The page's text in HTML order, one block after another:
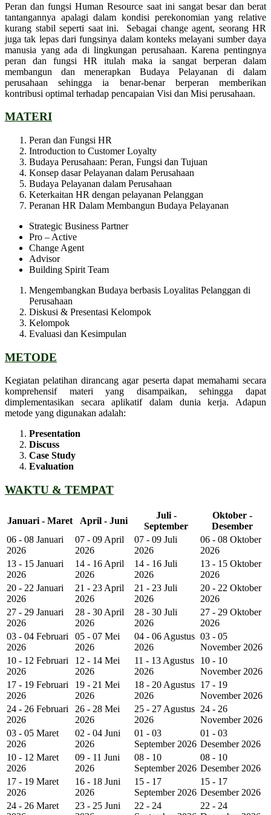
Peran dan fungsi Human Resource saat ini sangat besar dan berat
tantangannya apalagi dalam kondisi perekonomian yang relative
kurang stabil seperti saat ini. Sebagai change agent, seorang HR
juga tak lepas dari fungsinya dalam konteks melayani sumber daya
manusia yang ada di lingkungan perusahaan. Karena pentingnya
peran dan fungsi HR itulah maka ia sangat berperan dalam
membangun dan menerapkan Budaya Pelayanan di dalam
perusahaan sehingga ia benar-benar berperan memberikan
kontribusi optimal terhadap pencapaian Visi dan Misi perusahaan.
MATERI
Peran dan Fungsi HR
Introduction to Customer Loyalty
Budaya Perusahaan: Peran, Fungsi dan Tujuan
Konsep dasar Pelayanan dalam Perusahaan
Budaya Pelayanan dalam Perusahaan
Keterkaitan HR dengan pelayanan Pelanggan
Peranan HR Dalam Membangun Budaya Pelayanan
Strategic Business Partner
Pro – Active
Change Agent
Advisor
Building Spirit Team
Mengembangkan Budaya berbasis Loyalitas Pelanggan di
Perusahaan
Diskusi & Presentasi Kelompok
Kelompok
Evaluasi dan Kesimpulan
METODE
Kegiatan pelatihan dirancang agar peserta dapat memahami secara
komprehensif materi yang disampaikan, sehingga dapat
dimplementasikan secara aplikatif dalam dunia kerja. Adapun
metode yang digunakan adalah:
Presentation
Discuss
Case Study
Evaluation
WAKTU & TEMPAT
Januari - Maret April - Juni
Juli -
September
Oktober -
Desember
06 - 08 Januari
2026
07 - 09 April
2026
07 - 09 Juli
2026
06 - 08 Oktober
2026
13 - 15 Januari
2026
14 - 16 April
2026
14 - 16 Juli
2026
13 - 15 Oktober
2026
20 - 22 Januari
2026
21 - 23 April
2026
21 - 23 Juli
2026
20 - 22 Oktober
2026
27 - 29 Januari
2026
28 - 30 April
2026
28 - 30 Juli
2026
27 - 29 Oktober
2026
03 - 04 Februari
2026
05 - 07 Mei
2026
04 - 06 Agustus
2026
03 - 05
November 2026
10 - 12 Februari
2026
12 - 14 Mei
2026
11 - 13 Agustus
2026
10 - 10
November 2026
17 - 19 Februari
2026
19 - 21 Mei
2026
18 - 20 Agustus
2026
17 - 19
November 2026
24 - 26 Februari
2026
26 - 28 Mei
2026
25 - 27 Agustus
2026
24 - 26
November 2026
03 - 05 Maret
2026
02 - 04 Juni
2026
01 - 03
September 2026
01 - 03
Desember 2026
10 - 12 Maret
2026
09 - 11 Juni
2026
08 - 10
September 2026
08 - 10
Desember 2026
17 - 19 Maret
2026
16 - 18 Juni
2026
15 - 17
September 2026
15 - 17
Desember 2026
24 - 26 Maret
23 - 25 Juni
22 - 24
22 - 24